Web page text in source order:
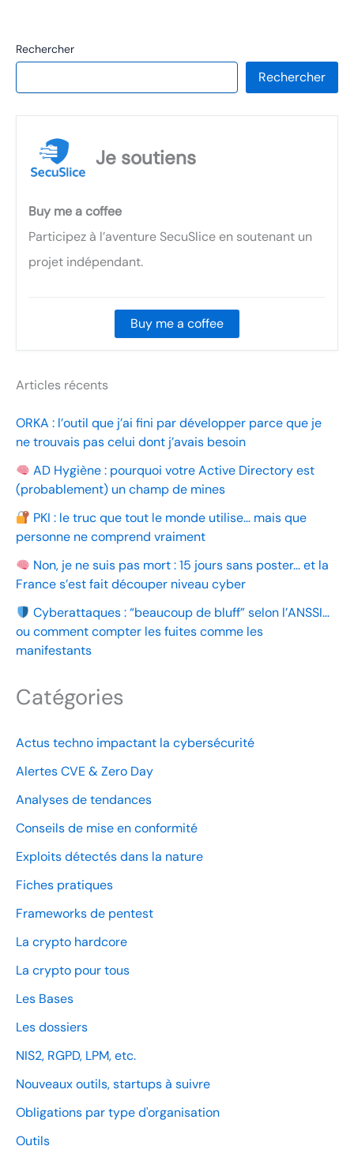
Rechercher
Rechercher
Je soutiens
Buy me a coffee
Participez à l’aventure SecuSlice en soutenant un
projet indépendant.
Buy me a coffee
Articles récents
ORKA : l’outil que j’ai fini par développer parce que je
ne trouvais pas celui dont j’avais besoin
AD Hygiène : pourquoi votre Active Directory est
(probablement) un champ de mines
PKI : le truc que tout le monde utilise… mais que
personne ne comprend vraiment
Non, je ne suis pas mort : 15 jours sans poster… et la
France s’est fait découper niveau cyber
Cyberattaques : “beaucoup de bluff” selon l’ANSSI…
ou comment compter les fuites comme les
manifestants
Catégories
Actus techno impactant la cybersécurité
Alertes CVE & Zero Day
Analyses de tendances
Conseils de mise en conformité
Exploits détectés dans la nature
Fiches pratiques
Frameworks de pentest
La crypto hardcore
La crypto pour tous
Les Bases
Les dossiers
NIS2, RGPD, LPM, etc.
Nouveaux outils, startups à suivre
Obligations par type d'organisation
Outils